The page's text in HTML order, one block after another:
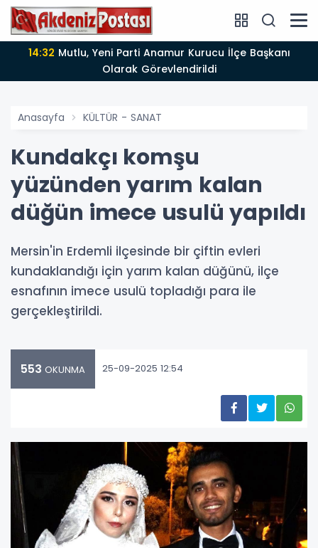
14:12Anamur'da Kasten öldürmeye teşebbüs şüphelisi
tutuklandı
Anasayfa KÜLTÜR - SANAT
Kundakçı komşu
yüzünden yarım kalan
düğün imece usulü yapıldı
Mersin'in Erdemli ilçesinde bir çiftin evleri
kundaklandığı için yarım kalan düğünü, ilçe
esnafının imece usulü topladığı para ile
gerçekleştirildi.
553 OKUNMA 25-09-2025 12:54